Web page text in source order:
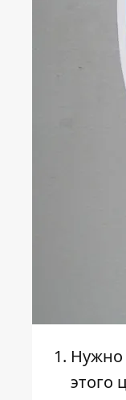
Нужно
этого